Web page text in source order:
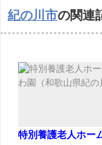
紀の川市の関連
特別養護老人ホー